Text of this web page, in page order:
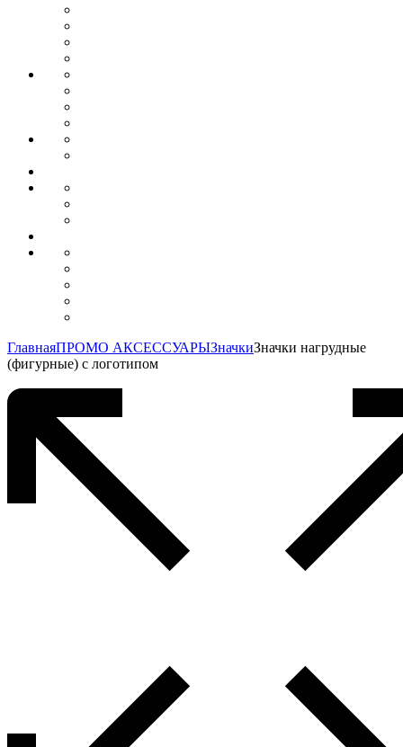
ГлавнаяПРОМО АКСЕССУАРЫЗначкиЗначки нагрудные
(фигурные) с логотипом